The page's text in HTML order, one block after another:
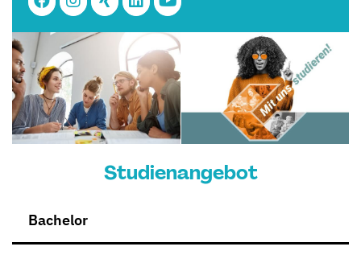
Studienangebot
Bachelor